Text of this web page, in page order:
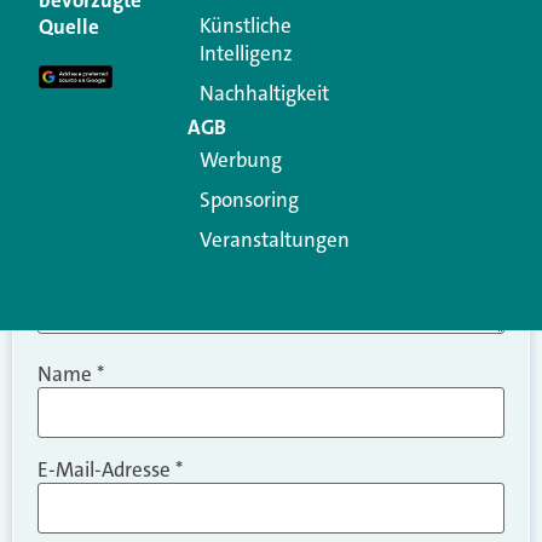
Erforderliche Felder sind mit
Kommentar
Name *
E-Mail-Adresse *
Quelle
Künstliche
Intelligenz
Nachhaltigkeit
AGB
Werbung
Sponsoring
Veranstaltungen